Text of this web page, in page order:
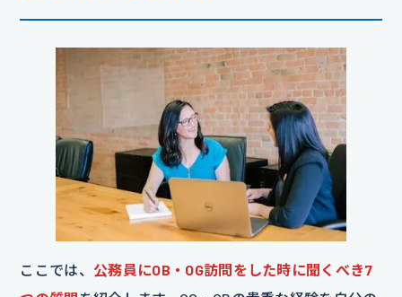
ここでは、 公務員にOB・OG訪問をした時に聞くべき7